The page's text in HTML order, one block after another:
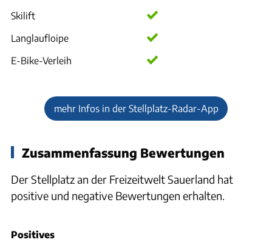
Skilift
Langlaufloipe
E-Bike-Verleih
mehr Infos in der Stellplatz-Radar-App
Zusammenfassung Bewertungen
Der Stellplatz an der Freizeitwelt Sauerland hat
positive und negative Bewertungen erhalten.
Positives